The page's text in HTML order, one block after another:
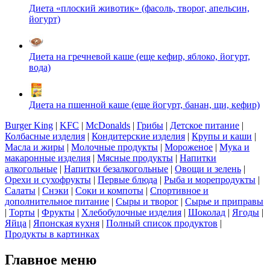
Диета «плоский животик» (фасоль, творог, апельсин,
йогурт)
Диета на гречневой каше (еще кефир, яблоко, йогурт,
вода)
Диета на пшенной каше (еще йогурт, банан, щи, кефир)
Burger King | KFC | McDonalds | Грибы | Детское питание |
Колбасные изделия | Кондитерские изделия | Крупы и каши |
Масла и жиры | Молочные продукты | Мороженое | Мука и
макаронные изделия | Мясные продукты | Напитки
алкогольные | Напитки безалкогольные | Овощи и зелень |
Орехи и сухофрукты | Первые блюда | Рыба и морепродукты |
Салаты | Снэки | Соки и компоты | Спортивное и
дополнительное питание | Сыры и творог | Сырье и приправы
| Торты | Фрукты | Хлебобулочные изделия | Шоколад | Ягоды |
Яйца | Японская кухня | Полный список продуктов |
Продукты в картинках
Главное меню